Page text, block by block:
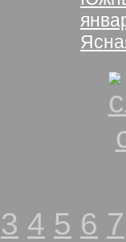
3 4 5 6 7